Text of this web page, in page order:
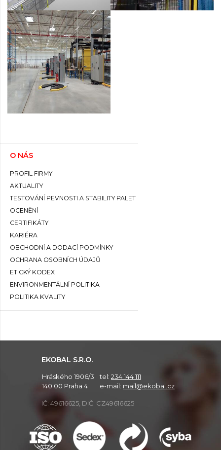
O NÁS
PROFIL FIRMY
AKTUALITY
TESTOVÁNÍ PEVNOSTI A STABILITY PALET
OCENĚNÍ
CERTIFIKÁTY
KARIÉRA
OBCHODNÍ A DODACÍ PODMÍNKY
OCHRANA OSOBNÍCH ÚDAJŮ
ETICKÝ KODEX
ENVIRONMENTÁLNÍ POLITIKA
POLITIKA KVALITY
EKOBAL S.R.O.
Hráského 1906/3
140 00 Praha 4
tel: 234 144 111
e-mail: mail@ekobal.cz
IČ: 49616625, DIČ: CZ49616625